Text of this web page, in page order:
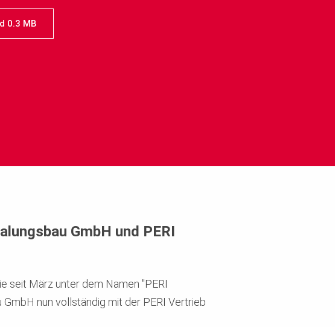
0.3 MB
GmbH und PERI
seit März unter dem Namen "PERI
nun vollständig mit der PERI Vertrieb